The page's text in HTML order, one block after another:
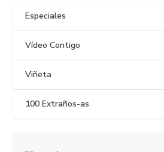
Especiales
Vídeo Contigo
Viñeta
100 Extraños-as